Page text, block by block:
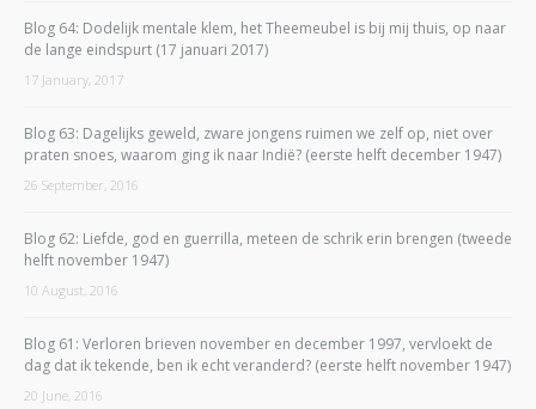
Blog 64: Dodelijk mentale klem, het Theemeubel is bij mij thuis, op naar
de lange eindspurt (17 januari 2017)
17 January, 2017
Blog 63: Dagelijks geweld, zware jongens ruimen we zelf op, niet over
praten snoes, waarom ging ik naar Indië? (eerste helft december 1947)
26 September, 2016
Blog 62: Liefde, god en guerrilla, meteen de schrik erin brengen (tweede
helft november 1947)
10 August, 2016
Blog 61: Verloren brieven november en december 1997, vervloekt de
dag dat ik tekende, ben ik echt veranderd? (eerste helft november 1947)
20 June, 2016